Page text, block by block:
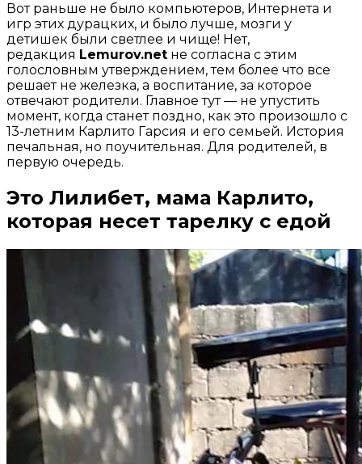
Вот раньше не было компьютеров, Интернета и
игр этих дурацких, и было лучше, мозги у
детишек были светлее и чище! Нет,
редакция Lemurov.net не согласна с этим
голословным утверждением, тем более что все
решает не железка, а воспитание, за которое
отвечают родители. Главное тут — не упустить
момент, когда станет поздно, как это произошло с
13-летним Карлито Гарсия и его семьей. История
печальная, но поучительная. Для родителей, в
первую очередь.
Это Лилибет, мама Карлито,
которая несет тарелку с едой